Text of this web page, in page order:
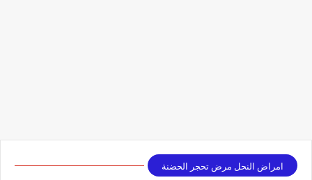
امراض النحل مرض تحجر الحضنة